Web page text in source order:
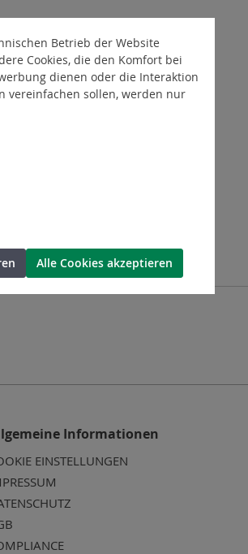
Informationen
EINSTELLUNGEN
Betrieb der Website
Cookies, die den Komfort bei
dienen oder die Interaktion
vereinfachen sollen, werden nur
Alle Cookies akzeptieren